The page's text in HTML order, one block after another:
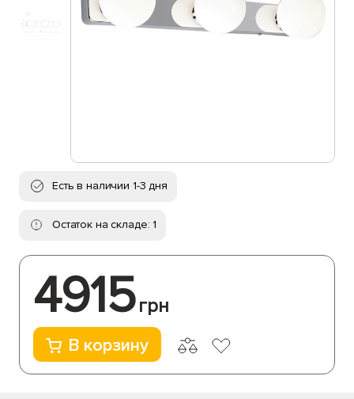
Есть в наличии 1-3 дня
Остаток на складе: 1
4915грн
В корзину